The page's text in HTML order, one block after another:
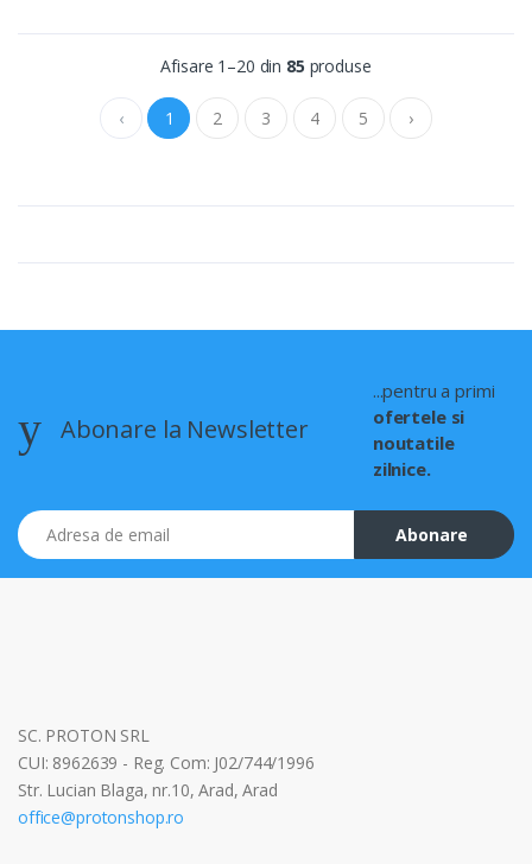
Afisare 1–20 din 85 produse
‹ 1 2 3 4 5 ›
Abonare la Newsletter
...pentru a primi
ofertele si
noutatile
zilnice.
Adresa de email
Abonare
SC. PROTON SRL
CUI: 8962639 - Reg. Com: J02/744/1996
Str. Lucian Blaga, nr.10, Arad, Arad
office@protonshop.ro